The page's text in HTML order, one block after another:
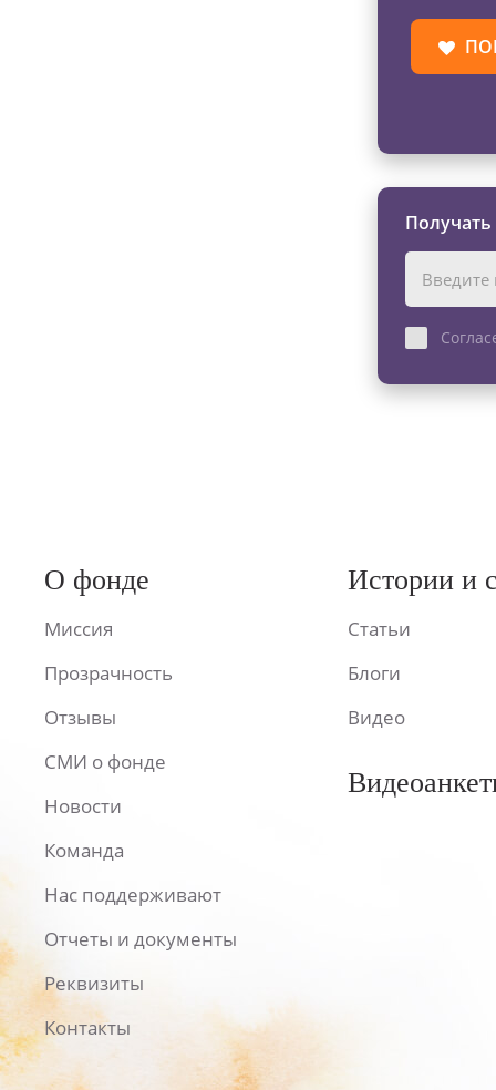
О фонде
Миссия
Прозрачность
Отзывы
СМИ о фонде
Новости
Команда
Нас поддерживают
Отчеты и документы
Реквизиты
Контакты
Истории и
Статьи
Блоги
Видео